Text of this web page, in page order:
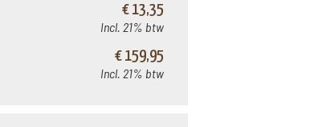
€ 13,35
Incl. 21% btw
€ 159,95
Incl. 21% btw